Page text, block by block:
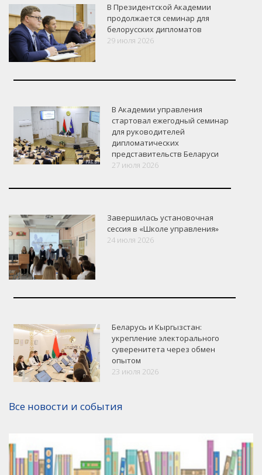
Версия для печати
В Президентской Академии
продолжается семинар для
белорусских дипломатов
29 июля 2026
В Академии управления
стартовал ежегодный семинар
для руководителей
дипломатических
представительств Беларуси
27 июля 2026
Завершилась установочная
сессия в «Школе управления»
24 июля 2026
Беларусь и Кыргызстан:
укрепление электорального
суверенитета через обмен
опытом
23 июля 2026
Все новости и события